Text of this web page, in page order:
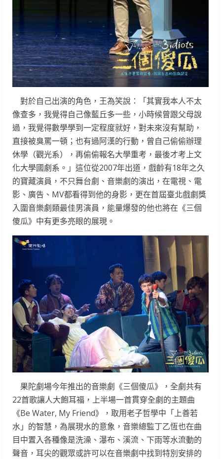
對於自己出演的角色，王為笑說：「其實我本人不太
像查多，我覺得自己像藍丘多一些，小時候曾跟父母說
過，我覺得數學學到一定程度就好，對未來沒有幫助，
直接被臭罵一頓；也有過阿漢的行動，曾自己偷偷辦理
休學（觀光系），再偷偷報名大學重考，最後才考上文
化大學國劇系。」這位從2007年出道，戲齡有18年之久
的寶藏演員，不只舞台劇、音樂劇的演出，在電視、電
影、廣告、MV都看得到他的身影，更在首屆臺北戲劇獎
入圍音樂劇類最佳男演員，能量爆發的他也將在《三個
傻瓜》中有更多亮眼的展現。
果陀劇場今年推出的音樂劇《三個傻瓜》，全劇共有
22首歌讓人大飽耳福，上半場一首貫穿全劇的主題曲
《Be Water, My Friend》，取用老子哲學中「上善若
水」的智慧，為展現水的意象，音樂總監丁乙恆也在曲
目中置入各種像是洗澡、瀑布、溪流、下雨等水流動的
聲音，耳尖的觀眾或許可以在音樂劇中找到特別安排的